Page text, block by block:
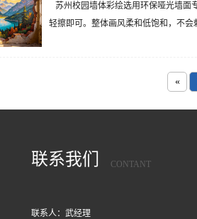
苏州校园墙体彩绘选用环保哑光墙面
轻擦即可。整体画风柔和低饱和，不
«
联系我们 CONTANT
联系人：武经理